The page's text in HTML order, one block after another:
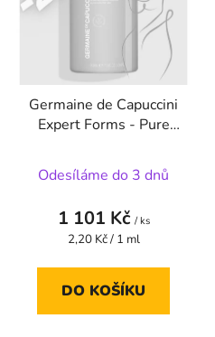
Germaine de Capuccini
Expert Forms - Pure
tělové mléko 500 ml
Odesíláme do 3 dnů
1 101 Kč / ks
Měrná
2,20 Kč / 1 ml
DO KOŠÍKU